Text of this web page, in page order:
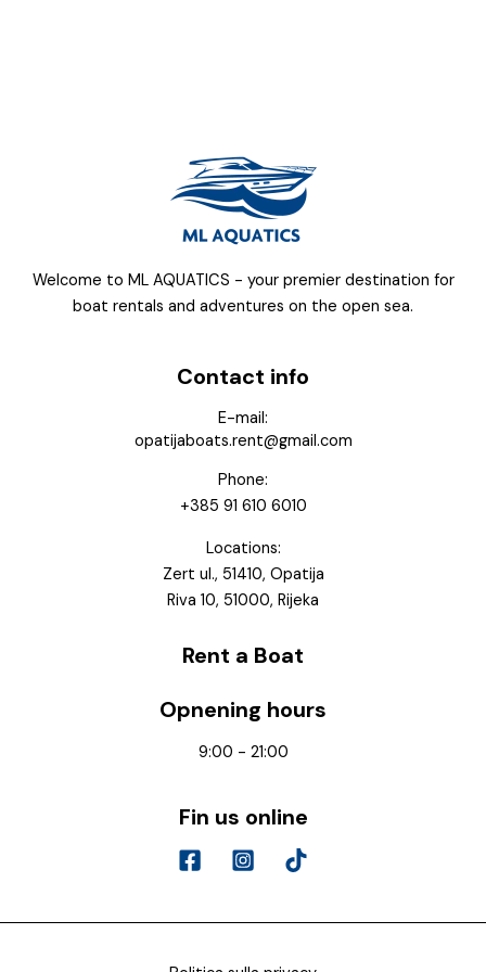
Welcome to ML AQUATICS - your premier destination for
boat rentals and adventures on the open sea.
Contact info
E-mail:
opatijaboats.rent@gmail.com
Phone:
+385 91 610 6010
Locations:
Zert ul., 51410, Opatija
Riva 10, 51000, Rijeka
Rent a Boat
Opnening hours
9:00 - 21:00
Fin us online